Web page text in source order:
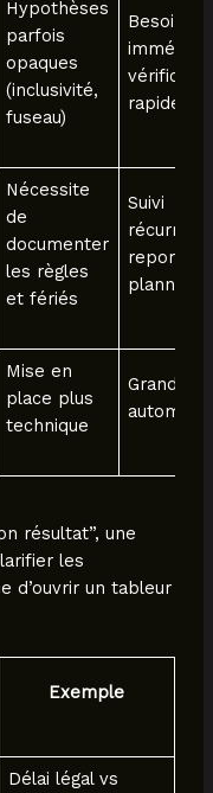
Hypothèses
parfois
opaques
(inclusivité,
fuseau)
Besoin
immédiat,
rapide
Nécessite
de
documenter
les règles
et fériés
Suivi
récurrent,
reporting,
planning
Mise en
place plus
technique
Grand
résultat”, une
les
d’ouvrir un tableur
Exemple
Délai légal vs